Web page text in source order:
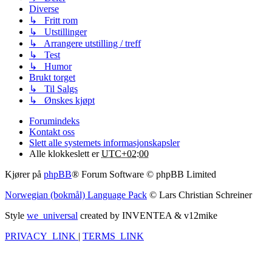
Diverse
↳ Fritt rom
↳ Utstillinger
↳ Arrangere utstilling / treff
↳ Test
↳ Humor
Brukt torget
↳ Til Salgs
↳ Ønskes kjøpt
Forumindeks
Kontakt oss
Slett alle systemets informasjonskapsler
Alle klokkeslett erUTC+02:00
Kjører på phpBB® Forum Software © phpBB Limited
Norwegian (bokmål) Language Pack © Lars Christian Schreiner
Style we_universal created by INVENTEA & v12mike
PRIVACY_LINK | TERMS_LINK